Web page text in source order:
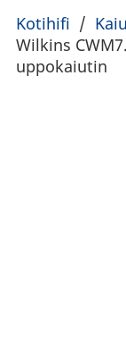
Kotihifi /
Wilkins
uppokaiutin